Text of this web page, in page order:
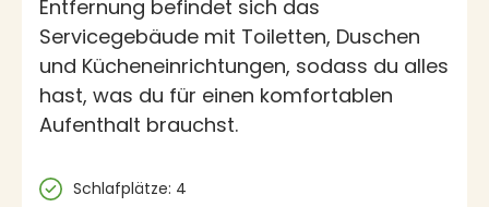
Entfernung befindet sich das
Servicegebäude mit Toiletten, Duschen
und Kücheneinrichtungen, sodass du alles
hast, was du für einen komfortablen
Aufenthalt brauchst.
Spezifikationen
Schlafplätze: 4